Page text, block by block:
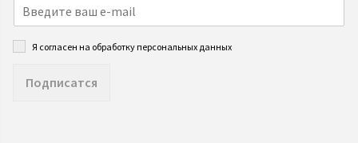
Я согласен на обработку персональных данных
Подписатся